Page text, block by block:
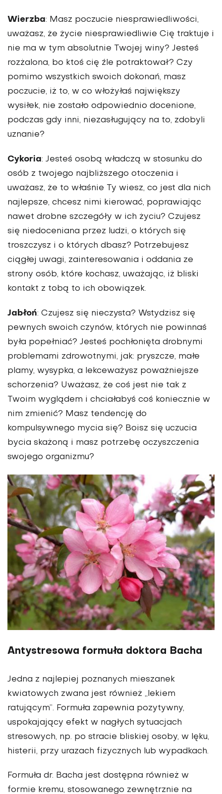
Wierzba: Masz poczucie niesprawiedliwości,
uważasz, że życie niesprawiedliwie Cię traktuje i
nie ma w tym absolutnie Twojej winy? Jesteś
rozżalona, bo ktoś cię źle potraktował? Czy
pomimo wszystkich swoich dokonań, masz
poczucie, iż to, w co włożyłaś największy
wysiłek, nie zostało odpowiednio docenione,
podczas gdy inni, niezasługujący na to, zdobyli
uznanie?
Cykoria: Jesteś osobą władczą w stosunku do
osób z twojego najbliższego otoczenia i
uważasz, że to właśnie Ty wiesz, co jest dla nich
najlepsze, chcesz nimi kierować, poprawiając
nawet drobne szczegóły w ich życiu? Czujesz
się niedoceniana przez ludzi, o których się
troszczysz i o których dbasz? Potrzebujesz
ciągłej uwagi, zainteresowania i oddania ze
strony osób, które kochasz, uważając, iż bliski
kontakt z tobą to ich obowiązek.
Jabłoń: Czujesz się nieczysta? Wstydzisz się
pewnych swoich czynów, których nie powinnaś
była popełniać? Jesteś pochłonięta drobnymi
problemami zdrowotnymi, jak: pryszcze, małe
plamy, wysypka, a lekceważysz poważniejsze
schorzenia? Uważasz, że coś jest nie tak z
Twoim wyglądem i chciałabyś coś koniecznie w
nim zmienić? Masz tendencję do
kompulsywnego mycia się? Boisz się uczucia
bycia skażoną i masz potrzebę oczyszczenia
swojego organizmu?
Antystresowa formuła doktora Bacha
Jedna z najlepiej poznanych mieszanek
kwiatowych zwana jest również „lekiem
ratującym”. Formuła zapewnia pozytywny,
uspokajający efekt w nagłych sytuacjach
stresowych, np. po stracie bliskiej osoby, w lęku,
histerii, przy urazach fizycznych lub wypadkach.
Formuła dr. Bacha jest dostępna również w
formie kremu, stosowanego zewnętrznie na